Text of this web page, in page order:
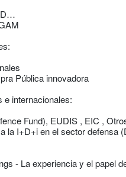
Pública innovadora
e internacionales:
Fund), EUDIS , EIC ,
la I+D+i en el sector defensa
- La experiencia y el papel